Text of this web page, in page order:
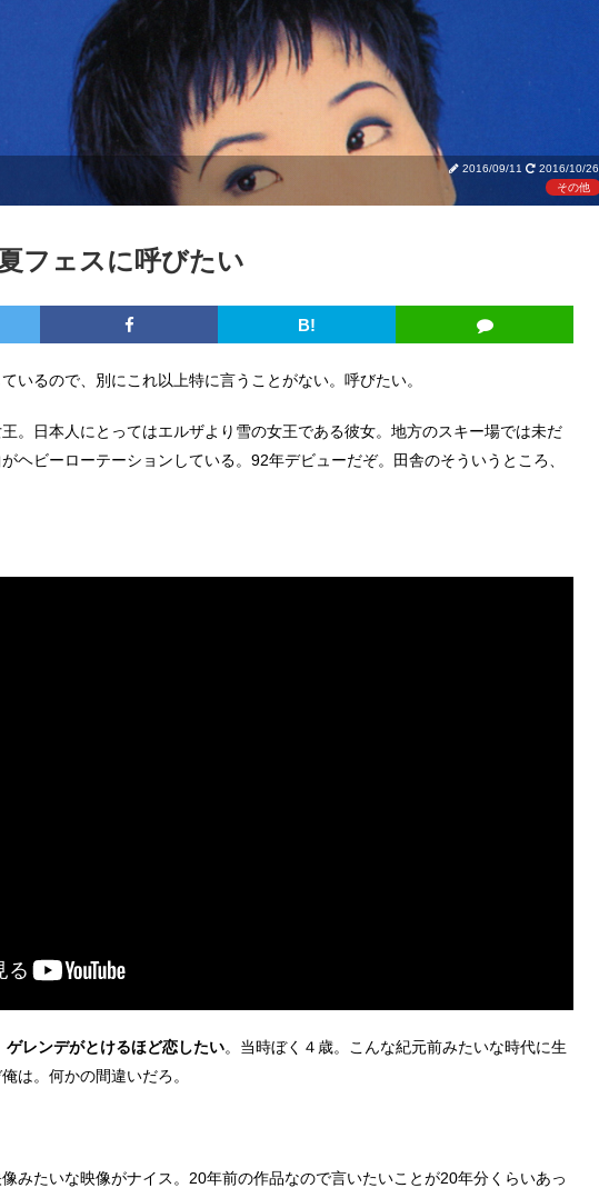
2016/09/11
2016/10/26
その他
フェスに呼びたい
B!
いるので、別にこれ以上特に言うことがない。呼びたい。
。日本人にとってはエルザより雪の女王である彼女。地方のスキー場では未だ
ヘビーローテーションしている。92年デビューだぞ。田舎のそういうところ、
ゲレンデがとけるほど恋したい。当時ぼく４歳。こんな紀元前みたいな時代に生
は。何かの間違いだろ。
みたいな映像がナイス。20年前の作品なので言いたいことが20年分くらいあっ